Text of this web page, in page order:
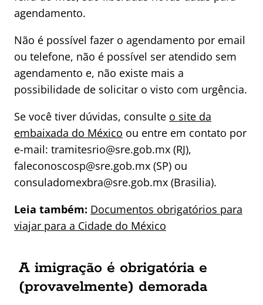
agendamento.
Não é possível fazer o agendamento por email
ou telefone, não é possível ser atendido sem
agendamento e, não existe mais a
possibilidade de solicitar o visto com urgência.
Se você tiver dúvidas, consulte o site da
embaixada do México ou entre em contato por
e-mail: tramitesrio@sre.gob.mx (RJ),
faleconoscosp@sre.gob.mx (SP) ou
consuladomexbra@sre.gob.mx (Brasilia).
Leia também: Documentos obrigatórios para
viajar para a Cidade do México
A imigração é obrigatória e
(provavelmente) demorada